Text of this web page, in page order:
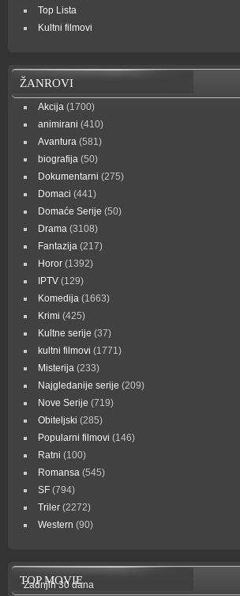
Top Lista
Kultni filmovi
ŽANROVI
Akcija (1700)
animirani (410)
Avantura (581)
biografija (50)
Dokumentarni (275)
Domaci (441)
Domaće Serije (50)
Drama (3108)
Fantazija (217)
Horor (1392)
IPTV (129)
Komedija (1663)
Krimi (425)
Kultne serije (37)
kultni filmovi (1771)
Misterija (233)
Najgledanije serije (209)
Nove Serije (719)
Obiteljski (285)
Popularni filmovi (146)
Ratni (100)
Romansa (545)
SF (794)
Triler (2272)
Western (90)
TOP MOVIE
Zadnjih 30 dana